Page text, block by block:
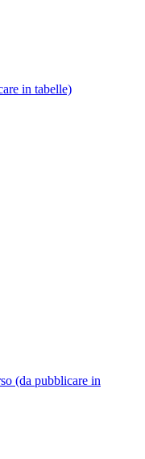
in tabelle)
(da pubblicare in